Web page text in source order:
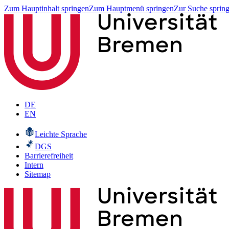
Zum Hauptinhalt springenZum Hauptmenü springenZur Suche
DE
EN
Leichte Sprache
DGS
Barrierefreiheit
Intern
Sitemap